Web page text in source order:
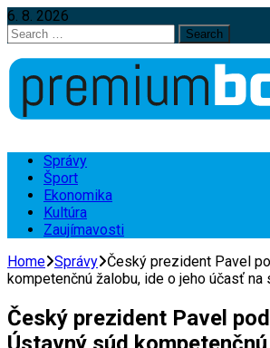
6. 8. 2026
Search
for:
Správy
Šport
Ekonomika
Kultúra
Zaujímavosti
Home Správy Český prezident Pavel
kompetenčnú žalobu, ide o jeho účasť na
Český prezident Pavel